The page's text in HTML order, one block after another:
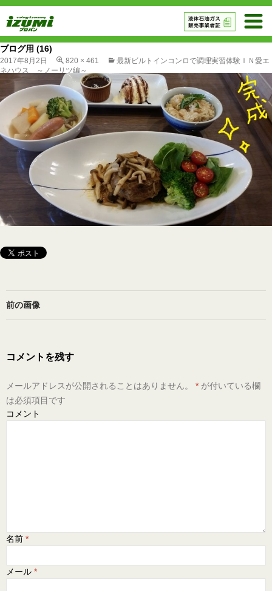
ブログ用 (16)
2017年8月2日 820 × 461
最新ビルトインコンロで調理実習体験ＩＮ愛エ
ネハウス ～ノーリツ編～
前の画像
コメントを残す
メールアドレスが公開されることはありません。 * が付いている欄
は必須項目です
コメント
名前 *
メール *